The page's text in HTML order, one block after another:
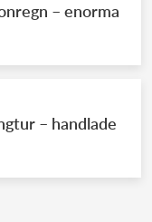
– enorma
– handlade